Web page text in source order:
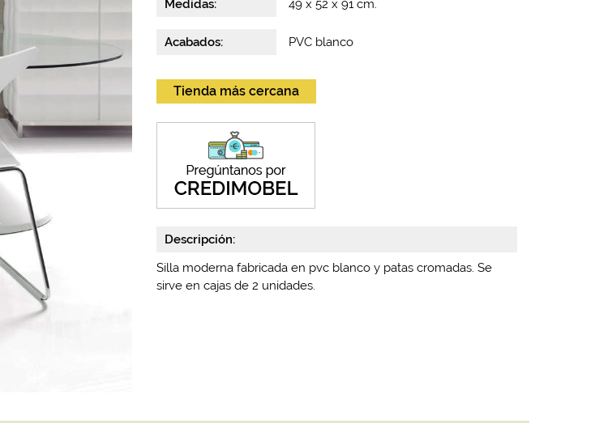
Medidas: 49 x 52 x 91 cm.
Acabados: PVC blanco
Tienda más cercana
Descripción:
Silla moderna fabricada en pvc blanco y patas cromadas. Se
sirve en cajas de 2 unidades.